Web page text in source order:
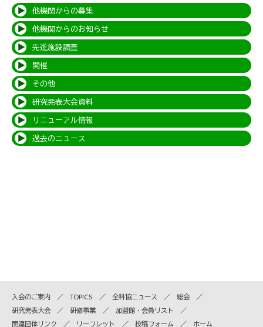
他機関からの募集
他機関からのお知らせ
先進施設調査
開催
その他
研究発表大会資料
リニューアル情報
過去のニュース
入会のご案内 TOPICS 全科協ニュース
総会
研究発表大会
研修事業
加盟館・会員リスト
関連団体リンク
リーフレット 投稿フォーム ホーム